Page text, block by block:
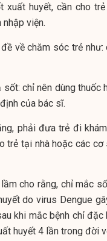
xuất huyết, cần cho
viện.
về chăm sóc trẻ
chỉ nên dùng thuốc
của bác sĩ.
phải đưa trẻ đi
trẻ tại nhà hoặc các
cho rằng, chỉ mắc
do virus Dengue
khi mắc bệnh chỉ
huyết 4 lần trong đời